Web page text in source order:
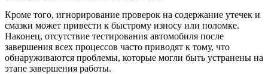
Кроме того, игнорирование проверок на содержание утечек и
смазки может привести к быстрому износу или поломке.
Наконец, отсутствие тестирования автомобиля после
завершения всех процессов часто приводят к тому, что
обнаруживаются проблемы, которые могли быть устранены на
этапе завершения работы.